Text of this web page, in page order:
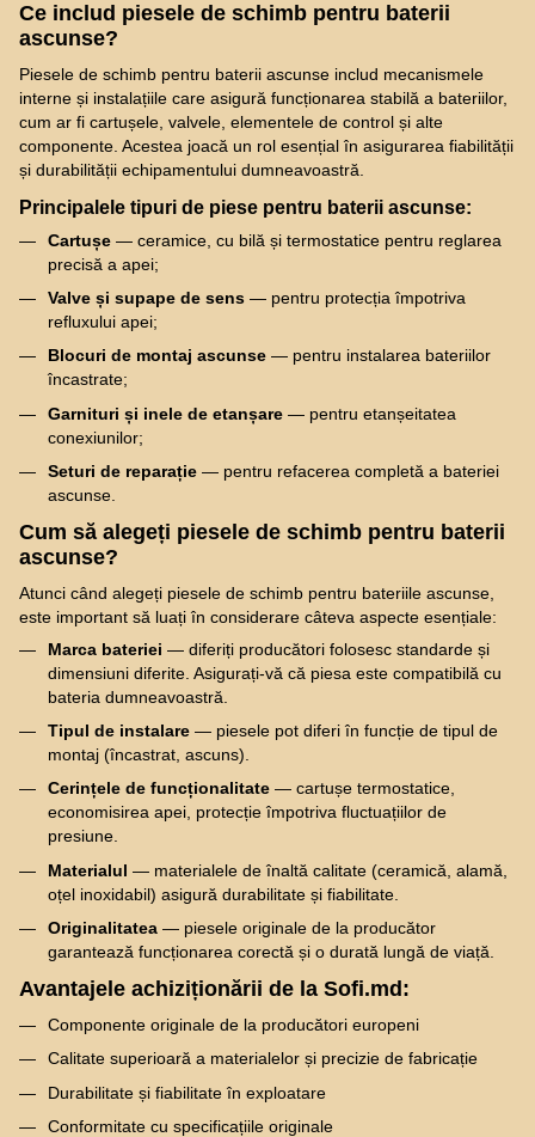
Ce includ piesele de schimb pentru baterii
ascunse?
Piesele de schimb pentru baterii ascunse includ mecanismele
interne și instalațiile care asigură funcționarea stabilă a bateriilor,
cum ar fi cartușele, valvele, elementele de control și alte
componente. Acestea joacă un rol esențial în asigurarea fiabilității
și durabilității echipamentului dumneavoastră.
Principalele tipuri de piese pentru baterii ascunse:
Cartușe — ceramice, cu bilă și termostatice pentru reglarea
precisă a apei;
Valve și supape de sens — pentru protecția împotriva
refluxului apei;
Blocuri de montaj ascunse — pentru instalarea bateriilor
încastrate;
Garnituri și inele de etanșare — pentru etanșeitatea
conexiunilor;
Seturi de reparație — pentru refacerea completă a bateriei
ascunse.
Cum să alegeți piesele de schimb pentru baterii
ascunse?
Atunci când alegeți piesele de schimb pentru bateriile ascunse,
este important să luați în considerare câteva aspecte esențiale:
Marca bateriei — diferiți producători folosesc standarde și
dimensiuni diferite. Asigurați-vă că piesa este compatibilă cu
bateria dumneavoastră.
Tipul de instalare — piesele pot diferi în funcție de tipul de
montaj (încastrat, ascuns).
Cerințele de funcționalitate — cartușe termostatice,
economisirea apei, protecție împotriva fluctuațiilor de
presiune.
Materialul — materialele de înaltă calitate (ceramică, alamă,
oțel inoxidabil) asigură durabilitate și fiabilitate.
Originalitatea — piesele originale de la producător
garantează funcționarea corectă și o durată lungă de viață.
Avantajele achiziționării de la Sofi.md:
Componente originale de la producători europeni
Calitate superioară a materialelor și precizie de fabricație
Durabilitate și fiabilitate în exploatare
Conformitate cu specificațiile originale